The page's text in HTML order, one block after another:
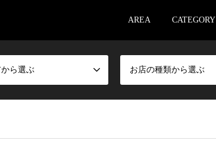
AREA CATEGORY
ら選ぶ お店の種類から選ぶ